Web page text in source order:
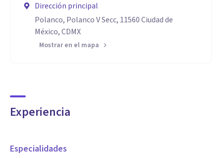
Dirección principal
Polanco, Polanco V Secc, 11560 Ciudad de
México, CDMX
Mostrar en el mapa
Experiencia
Especialidades